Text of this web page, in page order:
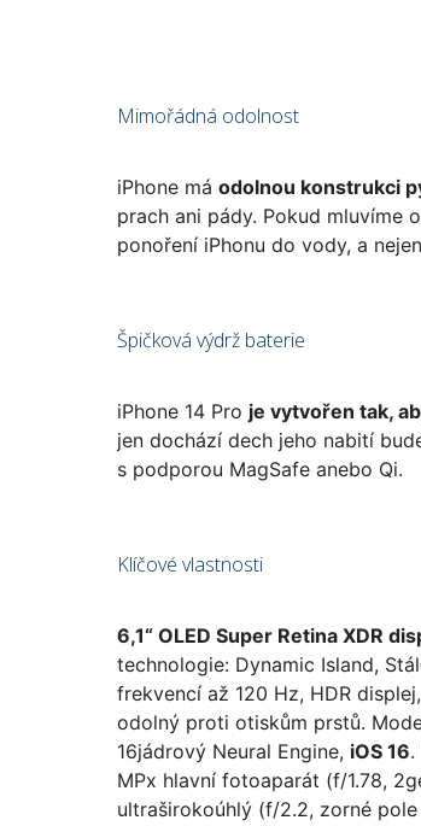
Mimořádná odolnost
iPhone má odolnou konstrukci
prach ani pády. Pokud mluvíme
ponoření iPhonu do vody, a
Špičková výdrž baterie
iPhone 14 Pro je vytvořen tak,
jen dochází dech jeho nabití
s podporou MagSafe anebo Qi.
Klíčové vlastnosti
6,1“ OLED Super Retina XDR
technologie: Dynamic Island,
frekvencí až 120 Hz, HDR
odolný proti otiskům prstů.
16jádrový Neural Engine, iOS 16.
MPx hlavní fotoaparát (f/1.78,
ultraširokoúhlý (f/2.2, zorné